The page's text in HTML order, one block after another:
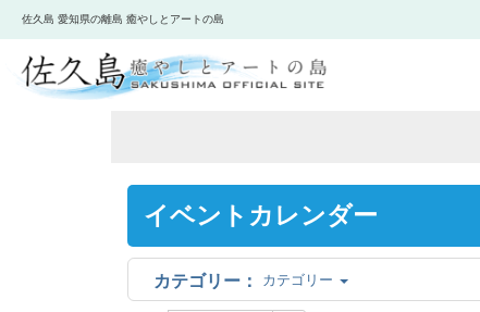
佐久島 愛知県の離島 癒やしとアートの島
イベントカレンダー
カテゴリー